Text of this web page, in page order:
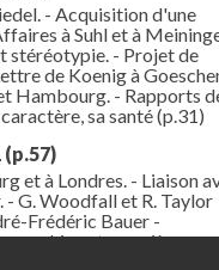
- Acquisition d'une
à Suhl et à
stéréotypie. - Projet de
de Koenig à
Hambourg. - Rapports
sa santé(p.31)
(p.57)
et à Londres. - Liaison
- G. Woodfall et R. Taylor
Frédéric Bauer -
machine et premières